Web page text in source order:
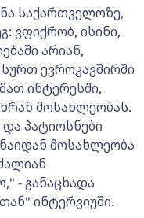
საქართველოზე,
ვფიქრობ, ისინი,
არიან,
ევროკავშირში
ინტერესში,
მოსახლეობას.
პატიოსნები
მოსახლეობა
- განაცხადა
ინტერვიუში.